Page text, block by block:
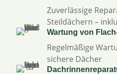
Zuverlässige
Steildächern –
Wartung von
Regelmäßige
sichere Dächer